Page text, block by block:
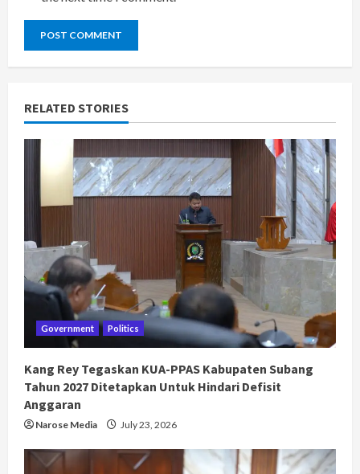
RELATED STORIES
Government Politics
Kang Rey Tegaskan KUA-PPAS Kabupaten Subang
Tahun 2027 Ditetapkan Untuk Hindari Defisit
Anggaran
Narose Media July 23, 2026